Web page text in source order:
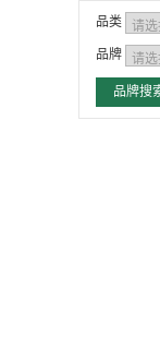
品类
品牌